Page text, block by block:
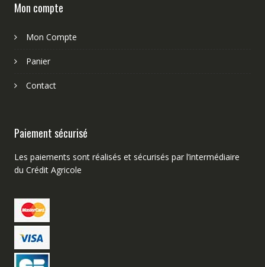
Mon compte
Mon Compte
Panier
Contact
Paiement sécurisé
Les paiements sont réalisés et sécurisés par l’intermédiaire
du Crédit Agricole